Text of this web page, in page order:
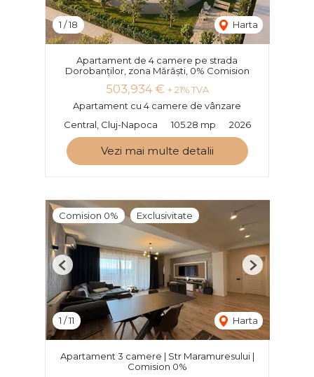
1 /18 Harta
Apartament de 4 camere pe strada
Dorobanților, zona Mărăști, 0% Comision
503,934 € + 21% TVA
Apartament cu 4 camere de vânzare
Central, Cluj-Napoca
105.28 mp 2026
Vezi mai multe detalii
Comision 0% Exclusivitate
1 /11 Harta
Previous Next
Apartament 3 camere | Str Maramuresului |
Comision 0%